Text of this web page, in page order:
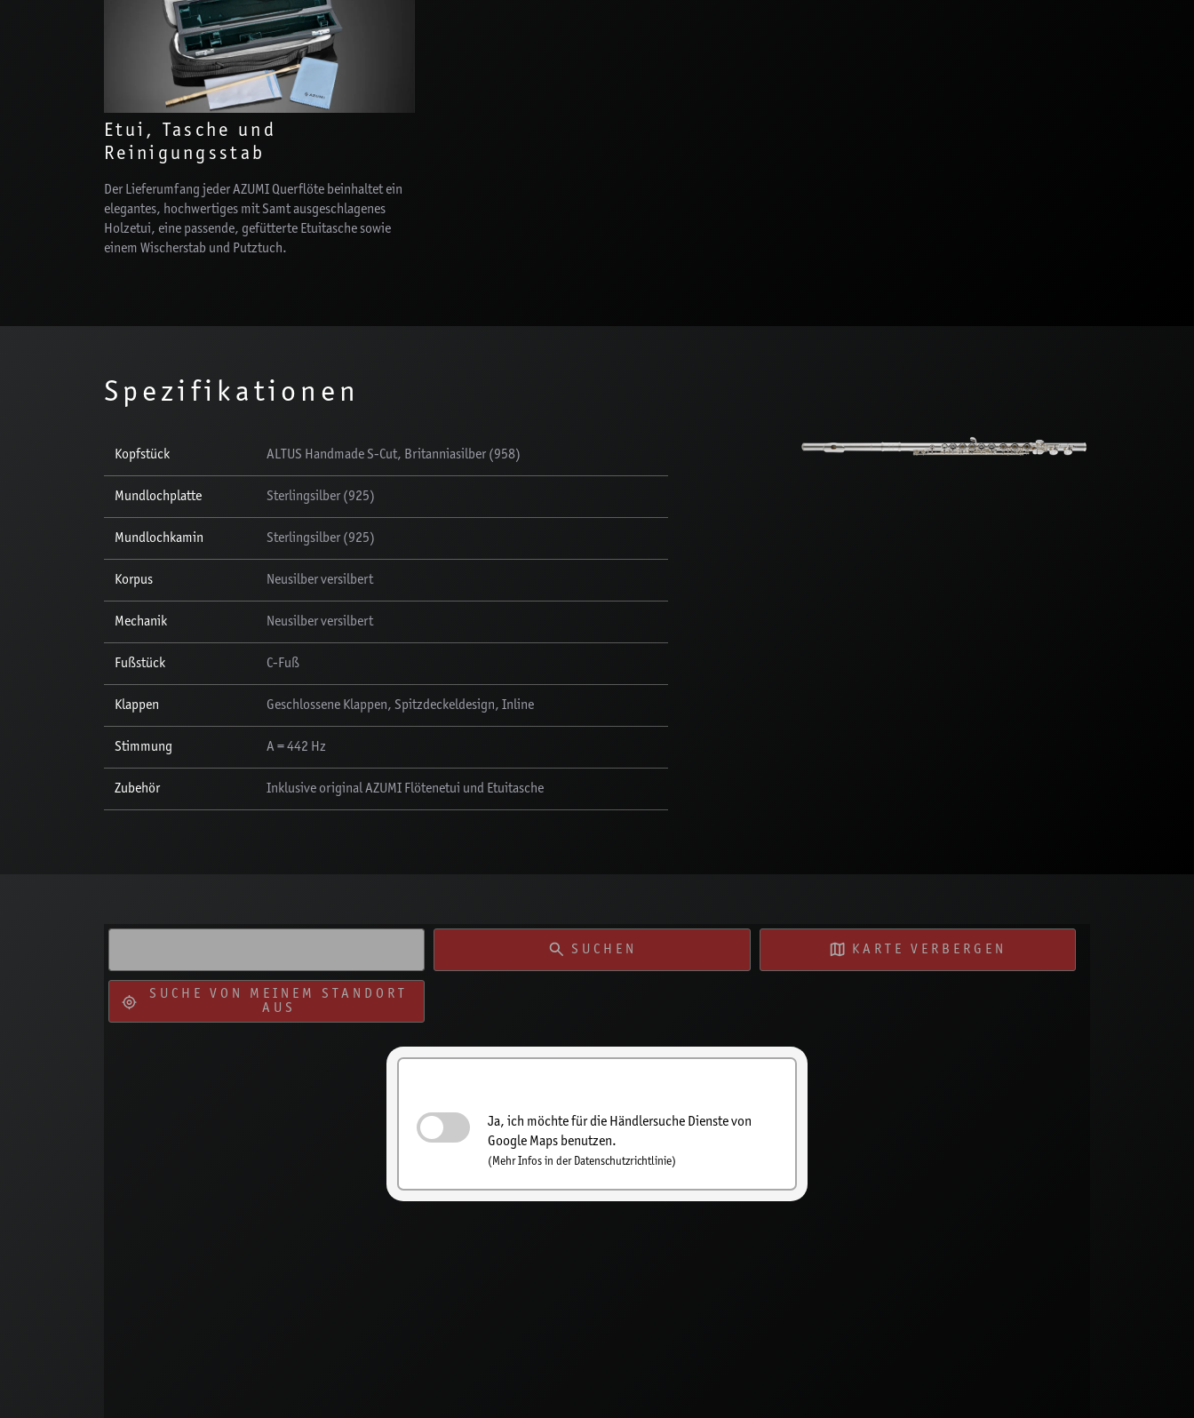
Etui, Tasche und
Reinigungsstab
Der Lieferumfang jeder AZUMI Querflöte beinhaltet ein
elegantes, hochwertiges mit Samt ausgeschlagenes
Holzetui, eine passende, gefütterte Etuitasche sowie
einem Wischerstab und Putztuch.
Spezifikationen
Kopfstück ALTUS Handmade S-Cut, Britanniasilber (958)
Mundlochplatte Sterlingsilber (925)
Mundlochkamin Sterlingsilber (925)
Korpus Neusilber versilbert
Mechanik Neusilber versilbert
Fußstück C-Fuß
Klappen Geschlossene Klappen, Spitzdeckeldesign, Inline
Stimmung A = 442 Hz
Zubehör Inklusive original AZUMI Flötenetui und Etuitasche
Ja, ich möchte für die Händlersuche Dienste von
Google Maps benutzen.
(Mehr Infos in der Datenschutzrichtlinie)
SUCHEN KARTE VERBERGEN
SUCHE VON MEINEM STANDORT
AUS